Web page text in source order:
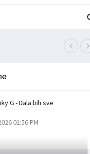
5/08/2026
G - Dala bih sve
01:56 PM